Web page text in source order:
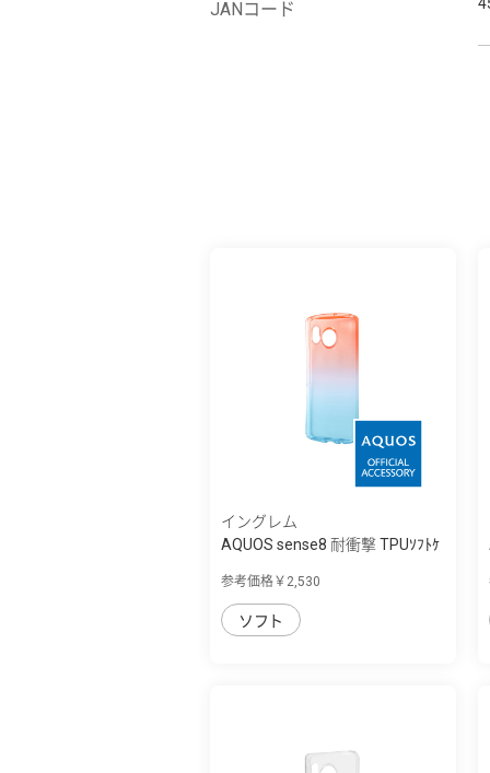
JANコード
イングレム
AQUOS sense8 耐衝撃 TPUｿﾌﾄｹ
参考価格￥2,530
ソフト